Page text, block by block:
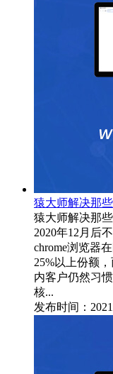
猿大师解决那
猿大师解决那
2020年12月后
chrome浏览器
25%以上份额
内客户仍然习
核...
发布时间：